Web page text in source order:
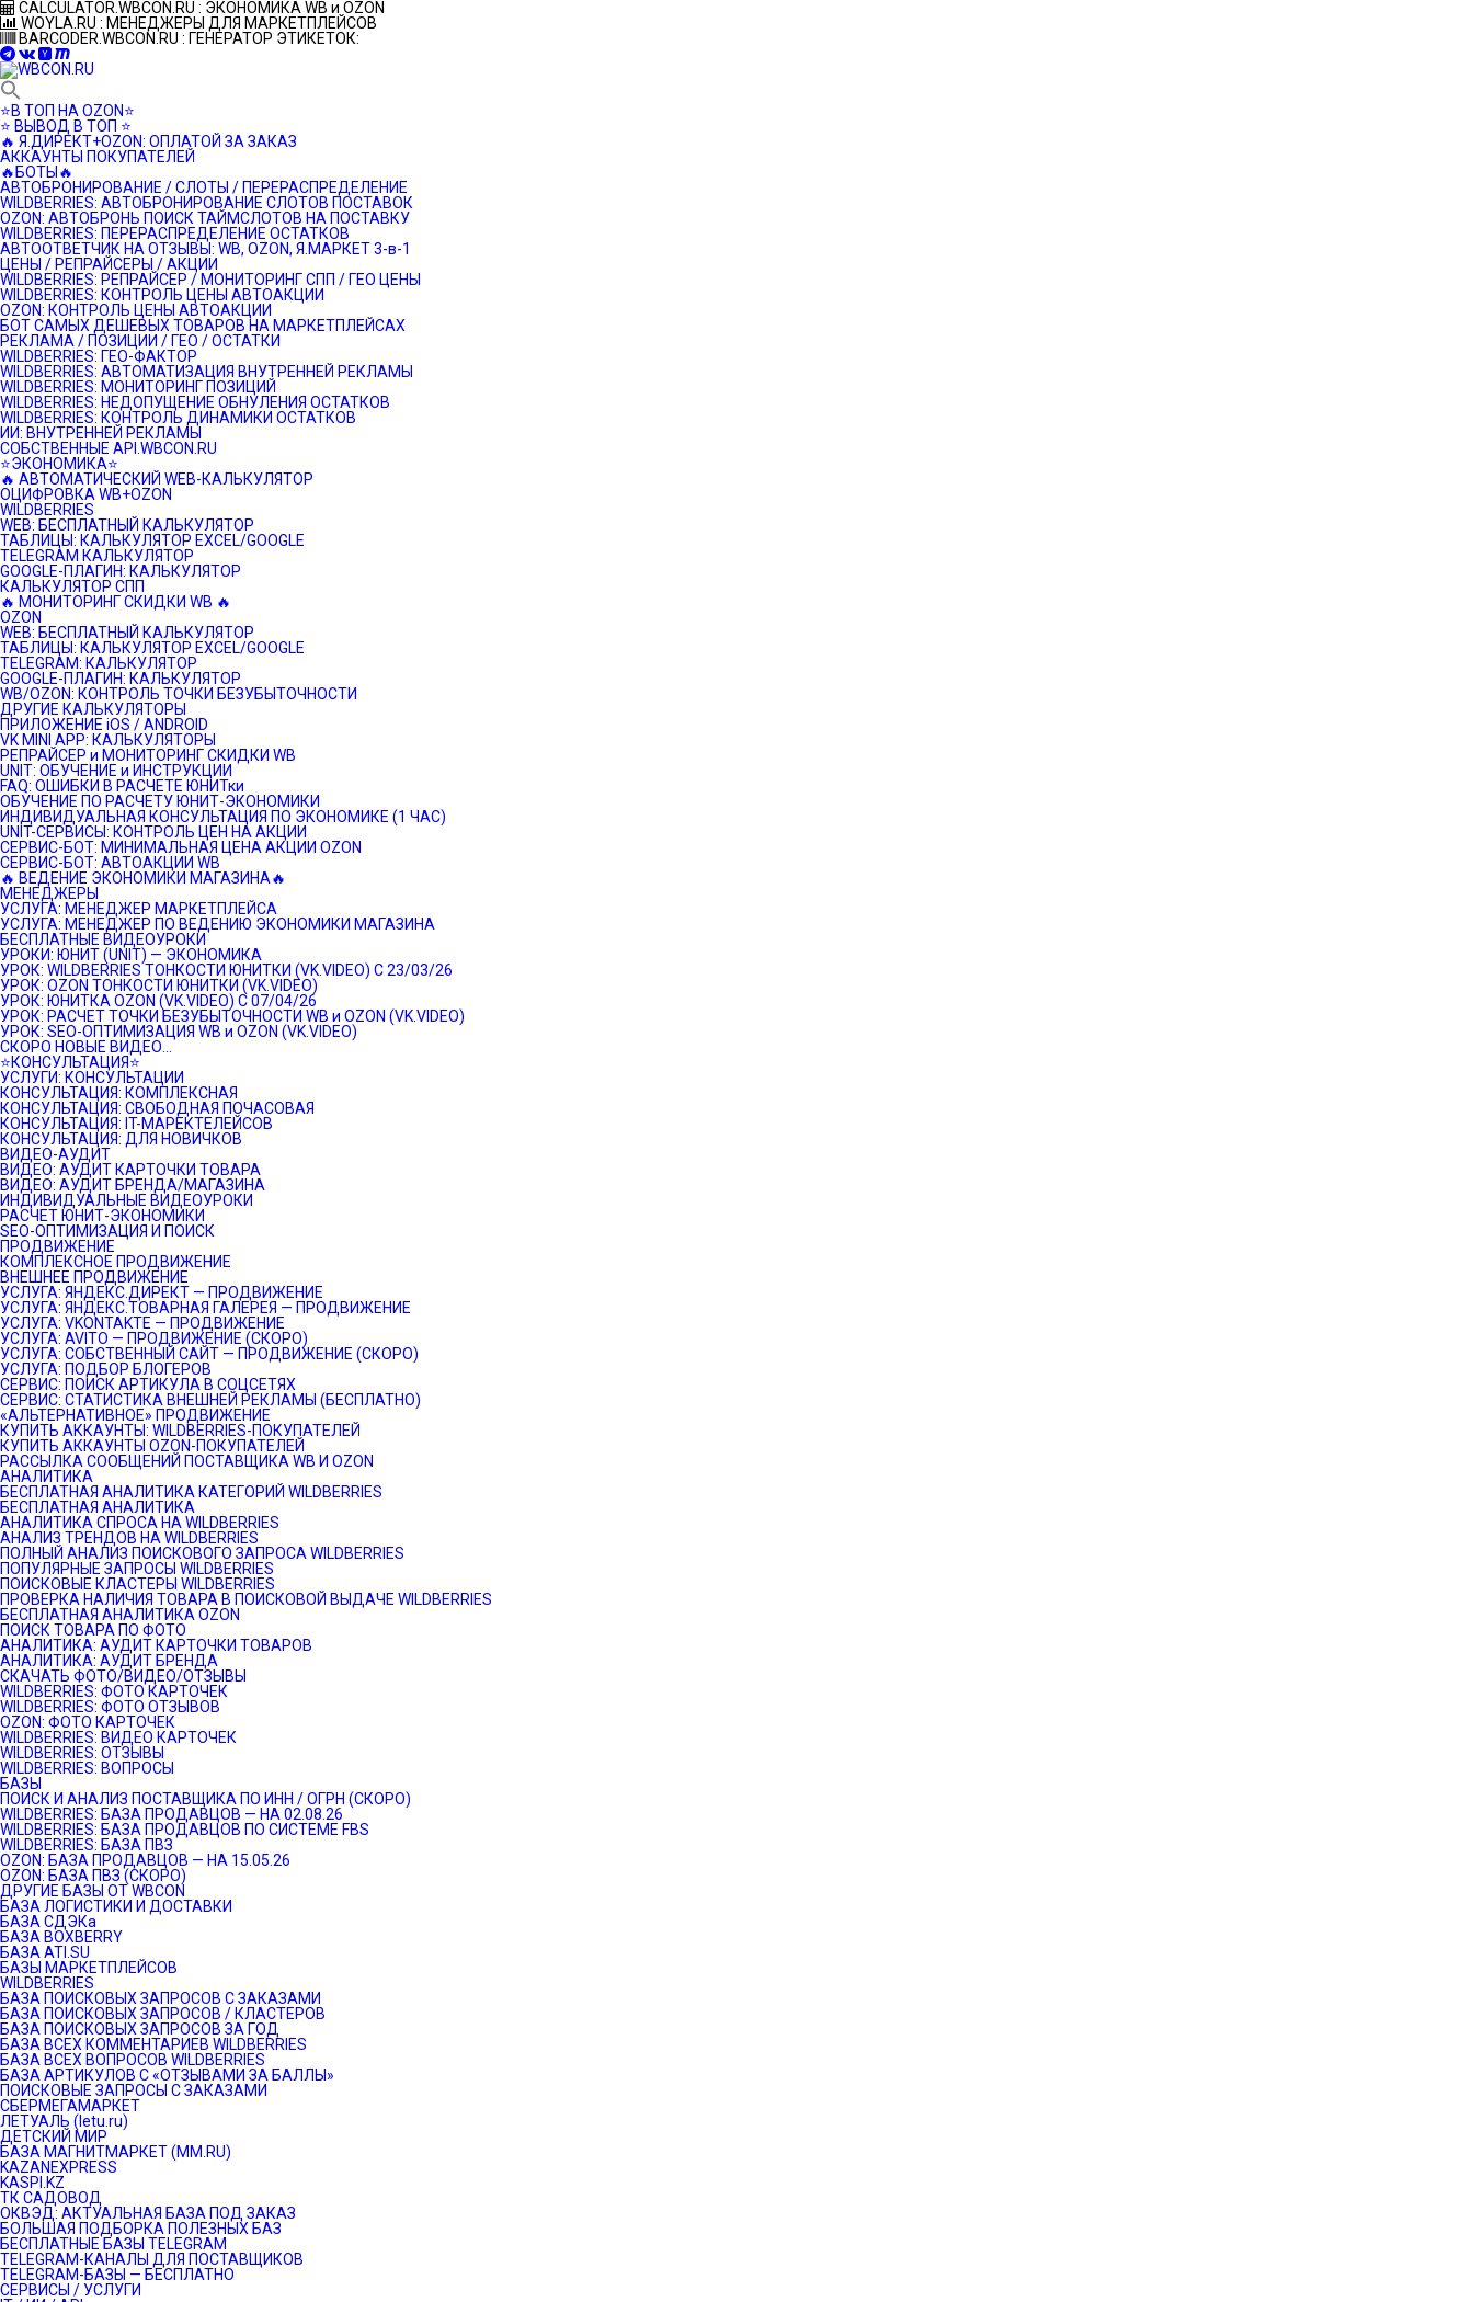
Перейти
к
контенту
CALCULATOR.WBCON.RU : ЭКОНОМИКА WB и OZON
WOYLA.RU : МЕНЕДЖЕРЫ ДЛЯ МАРКЕТПЛЕЙСОВ
BARCODER.WBCON.RU : ГЕНЕРАТОР ЭТИКЕТОК:
⭐️В ТОП НА OZON⭐️
⭐️ ВЫВОД В ТОП ⭐️
🔥 Я.ДИРЕКТ+OZON: ОПЛАТОЙ ЗА ЗАКАЗ
АККАУНТЫ ПОКУПАТЕЛЕЙ
🔥БОТЫ🔥
АВТОБРОНИРОВАНИЕ / СЛОТЫ / ПЕРЕРАСПРЕДЕЛЕНИЕ
WILDBERRIES: АВТОБРОНИРОВАНИЕ СЛОТОВ ПОСТАВОК
OZON: АВТОБРОНЬ ПОИСК ТАЙМСЛОТОВ НА ПОСТАВКУ
WILDBERRIES: ПЕРЕРАСПРЕДЕЛЕНИЕ ОСТАТКОВ
АВТООТВЕТЧИК НА ОТЗЫВЫ: WB, OZON, Я.МАРКЕТ 3-в-1
ЦЕНЫ / РЕПРАЙСЕРЫ / АКЦИИ
WILDBERRIES: РЕПРАЙСЕР / МОНИТОРИНГ СПП / ГЕО ЦЕНЫ
WILDBERRIES: КОНТРОЛЬ ЦЕНЫ АВТОАКЦИИ
OZON: КОНТРОЛЬ ЦЕНЫ АВТОАКЦИИ
БОТ САМЫХ ДЕШЕВЫХ ТОВАРОВ НА МАРКЕТПЛЕЙСАХ
РЕКЛАМА / ПОЗИЦИИ / ГЕО / ОСТАТКИ
WILDBERRIES: ГЕО-ФАКТОР
WILDBERRIES: АВТОМАТИЗАЦИЯ ВНУТРЕННЕЙ РЕКЛАМЫ
WILDBERRIES: МОНИТОРИНГ ПОЗИЦИЙ
WILDBERRIES: НЕДОПУЩЕНИЕ ОБНУЛЕНИЯ ОСТАТКОВ
WILDBERRIES: КОНТРОЛЬ ДИНАМИКИ ОСТАТКОВ
ИИ: ВНУТРЕННЕЙ РЕКЛАМЫ
СОБСТВЕННЫЕ API.WBCON.RU
⭐️ЭКОНОМИКА⭐️
🔥 АВТОМАТИЧЕСКИЙ WEB-КАЛЬКУЛЯТОР
ОЦИФРОВКА WB+OZON
WILDBERRIES
WEB: БЕСПЛАТНЫЙ КАЛЬКУЛЯТОР
ТАБЛИЦЫ: КАЛЬКУЛЯТОР EXCEL/GOOGLE
TELEGRAM КАЛЬКУЛЯТОР
GOOGLE-ПЛАГИН: КАЛЬКУЛЯТОР
КАЛЬКУЛЯТОР СПП
🔥 МОНИТОРИНГ СКИДКИ WB 🔥
OZON
WEB: БЕСПЛАТНЫЙ КАЛЬКУЛЯТОР
ТАБЛИЦЫ: КАЛЬКУЛЯТОР EXCEL/GOOGLE
TELEGRAM: КАЛЬКУЛЯТОР
GOOGLE-ПЛАГИН: КАЛЬКУЛЯТОР
WB/OZON: КОНТРОЛЬ ТОЧКИ БЕЗУБЫТОЧНОСТИ
ДРУГИЕ КАЛЬКУЛЯТОРЫ
ПРИЛОЖЕНИЕ iOS / ANDROID
VK MINI APP: КАЛЬКУЛЯТОРЫ
РЕПРАЙСЕР и МОНИТОРИНГ СКИДКИ WB
UNIT: ОБУЧЕНИЕ и ИНСТРУКЦИИ
FAQ: ОШИБКИ В РАСЧЕТЕ ЮНИТки
ОБУЧЕНИЕ ПО РАСЧЕТУ ЮНИТ-ЭКОНОМИКИ
ИНДИВИДУАЛЬНАЯ КОНСУЛЬТАЦИЯ ПО ЭКОНОМИКЕ (1 ЧАС)
UNIT-СЕРВИСЫ: КОНТРОЛЬ ЦЕН НА АКЦИИ
СЕРВИС-БОТ: МИНИМАЛЬНАЯ ЦЕНА АКЦИИ OZON
СЕРВИС-БОТ: АВТОАКЦИИ WB
🔥 ВЕДЕНИЕ ЭКОНОМИКИ МАГАЗИНА🔥
МЕНЕДЖЕРЫ
УСЛУГА: МЕНЕДЖЕР МАРКЕТПЛЕЙСА
УСЛУГА: МЕНЕДЖЕР ПО ВЕДЕНИЮ ЭКОНОМИКИ МАГАЗИНА
БЕСПЛАТНЫЕ ВИДЕОУРОКИ
УРОКИ: ЮНИТ (UNIT) — ЭКОНОМИКА
УРОК: WILDBERRIES ТОНКОСТИ ЮНИТКИ (VK.VIDEO) C 23/03/26
УРОК: OZON ТОНКОСТИ ЮНИТКИ (VK.VIDEO)
УРОК: ЮНИТКА OZON (VK.VIDEO) C 07/04/26
УРОК: РАСЧЕТ ТОЧКИ БЕЗУБЫТОЧНОСТИ WB и OZON (VK.VIDEO)
УРОК: SEO-ОПТИМИЗАЦИЯ WB и OZON (VK.VIDEO)
СКОРО НОВЫЕ ВИДЕО…
⭐️КОНСУЛЬТАЦИЯ⭐️
УСЛУГИ: КОНСУЛЬТАЦИИ
КОНСУЛЬТАЦИЯ: КОМПЛЕКСНАЯ
КОНСУЛЬТАЦИЯ: СВОБОДНАЯ ПОЧАСОВАЯ
КОНСУЛЬТАЦИЯ: IT-МАРЕКТЕЛЕЙСОВ
КОНСУЛЬТАЦИЯ: ДЛЯ НОВИЧКОВ
ВИДЕО-АУДИТ
ВИДЕО: АУДИТ КАРТОЧКИ ТОВАРА
ВИДЕО: АУДИТ БРЕНДА/МАГАЗИНА
ИНДИВИДУАЛЬНЫЕ ВИДЕОУРОКИ
РАСЧЕТ ЮНИТ-ЭКОНОМИКИ
SEO-ОПТИМИЗАЦИЯ И ПОИСК
ПРОДВИЖЕНИЕ
КОМПЛЕКСНОЕ ПРОДВИЖЕНИЕ
ВНЕШНЕЕ ПРОДВИЖЕНИЕ
УСЛУГА: ЯНДЕКС.ДИРЕКТ — ПРОДВИЖЕНИЕ
УСЛУГА: ЯНДЕКС.ТОВАРНАЯ ГАЛЕРЕЯ — ПРОДВИЖЕНИЕ
УСЛУГА: VKONTAKTE — ПРОДВИЖЕНИЕ
УСЛУГА: AVITO — ПРОДВИЖЕНИЕ (СКОРО)
УСЛУГА: СОБСТВЕННЫЙ САЙТ — ПРОДВИЖЕНИЕ (СКОРО)
УСЛУГА: ПОДБОР БЛОГЕРОВ
СЕРВИС: ПОИСК АРТИКУЛА В СОЦСЕТЯХ
СЕРВИС: СТАТИСТИКА ВНЕШНЕЙ РЕКЛАМЫ (БЕСПЛАТНО)
«АЛЬТЕРНАТИВНОЕ» ПРОДВИЖЕНИЕ
КУПИТЬ АККАУНТЫ: WILDBERRIES-ПОКУПАТЕЛЕЙ
КУПИТЬ АККАУНТЫ OZON-ПОКУПАТЕЛЕЙ
РАССЫЛКА СООБЩЕНИЙ ПОСТАВЩИКА WB И OZON
АНАЛИТИКА
БЕСПЛАТНАЯ АНАЛИТИКА КАТЕГОРИЙ WILDBERRIES
БЕСПЛАТНАЯ АНАЛИТИКА
АНАЛИТИКА СПРОСА НА WILDBERRIES
АНАЛИЗ ТРЕНДОВ НА WILDBERRIES
ПОЛНЫЙ АНАЛИЗ ПОИСКОВОГО ЗАПРОСА WILDBERRIES
ПОПУЛЯРНЫЕ ЗАПРОСЫ WILDBERRIES
ПОИСКОВЫЕ КЛАСТЕРЫ WILDBERRIES
ПРОВЕРКА НАЛИЧИЯ ТОВАРА В ПОИСКОВОЙ ВЫДАЧЕ WILDBERRIES
БЕСПЛАТНАЯ АНАЛИТИКА OZON
ПОИСК ТОВАРА ПО ФОТО
АНАЛИТИКА: АУДИТ КАРТОЧКИ ТОВАРОВ
АНАЛИТИКА: АУДИТ БРЕНДА
СКАЧАТЬ ФОТО/ВИДЕО/ОТЗЫВЫ
WILDBERRIES: ФОТО КАРТОЧЕК
WILDBERRIES: ФОТО ОТЗЫВОВ
OZON: ФОТО КАРТОЧЕК
WILDBERRIES: ВИДЕО КАРТОЧЕК
WILDBERRIES: ОТЗЫВЫ
WILDBERRIES: ВОПРОСЫ
БАЗЫ
ПОИСК И АНАЛИЗ ПОСТАВЩИКА ПО ИНН / ОГРН (СКОРО)
WILDBERRIES: БАЗА ПРОДАВЦОВ — НА 02.08.26
WILDBERRIES: БАЗА ПРОДАВЦОВ ПО СИСТЕМЕ FBS
WILDBERRIES: БАЗА ПВЗ
OZON: БАЗА ПРОДАВЦОВ — НА 15.05.26
OZON: БАЗА ПВЗ (СКОРО)
ДРУГИЕ БАЗЫ ОТ WBCON
БАЗА ЛОГИСТИКИ И ДОСТАВКИ
БАЗА СДЭКа
БАЗА BOXBERRY
БАЗА ATI.SU
БАЗЫ МАРКЕТПЛЕЙСОВ
WILDBERRIES
БАЗА ПОИСКОВЫХ ЗАПРОСОВ С ЗАКАЗАМИ
БАЗА ПОИСКОВЫХ ЗАПРОСОВ / КЛАСТЕРОВ
БАЗА ПОИСКОВЫХ ЗАПРОСОВ ЗА ГОД
БАЗА ВСЕХ КОММЕНТАРИЕВ WILDBERRIES
БАЗА ВСЕХ ВОПРОСОВ WILDBERRIES
БАЗА АРТИКУЛОВ С «ОТЗЫВАМИ ЗА БАЛЛЫ»
ПОИСКОВЫЕ ЗАПРОСЫ С ЗАКАЗАМИ
СБЕРМЕГАМАРКЕТ
ЛЕТУАЛЬ (letu.ru)
ДЕТСКИЙ МИР
БАЗА МАГНИТМАРКЕТ (MM.RU)
KAZANEXPRESS
KASPI.KZ
ТК САДОВОД
ОКВЭД: АКТУАЛЬНАЯ БАЗА ПОД ЗАКАЗ
БОЛЬШАЯ ПОДБОРКА ПОЛЕЗНЫХ БАЗ
БЕСПЛАТНЫЕ БАЗЫ TELEGRAM
TELEGRAM-КАНАЛЫ ДЛЯ ПОСТАВЩИКОВ
TELEGRAM-БАЗЫ — БЕСПЛАТНО
СЕРВИСЫ / УСЛУГИ